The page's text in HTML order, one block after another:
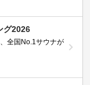
グ2026
全国No.1サウナが